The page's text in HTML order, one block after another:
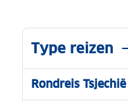
Type reizen
Rondreis Tsjechië